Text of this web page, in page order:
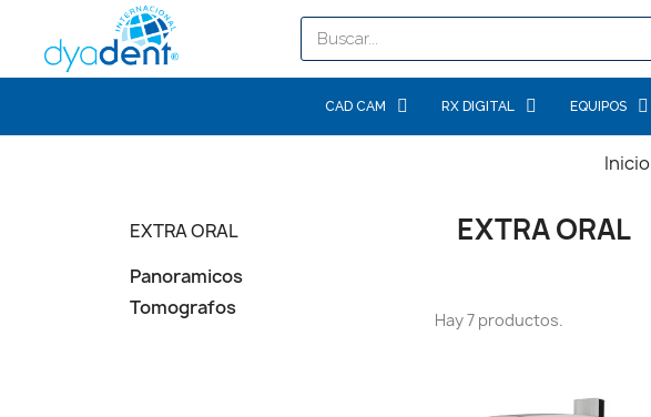
CAD CAM RX DIGITAL EQUIPOS
Inicio
EXTRA ORAL
Panoramicos
Tomografos
EXTRA ORAL
Hay 7 productos.